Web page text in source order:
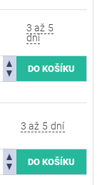
3 až 5
dní
3 až 5 dní